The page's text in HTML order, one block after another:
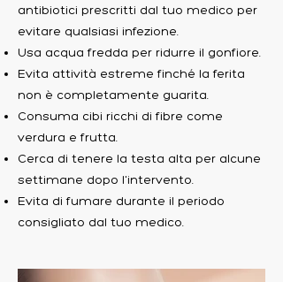
antibiotici prescritti dal tuo medico per
evitare qualsiasi infezione.
Usa acqua fredda per ridurre il gonfiore.
Evita attività estreme finché la ferita
non è completamente guarita.
Consuma cibi ricchi di fibre come
verdura e frutta.
Cerca di tenere la testa alta per alcune
settimane dopo l'intervento.
Evita di fumare durante il periodo
consigliato dal tuo medico.